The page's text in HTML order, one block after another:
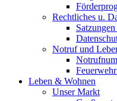
Rechtliches u.
Notruf und
Leben & Wohnen
Unser Markt